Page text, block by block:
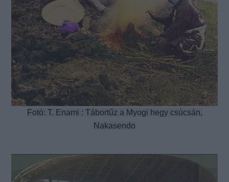
Fotó: T. Enami : Tábortűz a Myogi hegy csúcsán,
Nakasendo